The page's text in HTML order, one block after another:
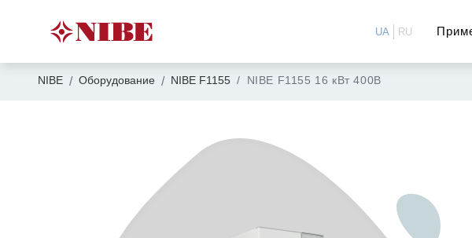
UA RU
NIBE Оборудование NIBE F1155 NIBE F1155 16 кВт 400В